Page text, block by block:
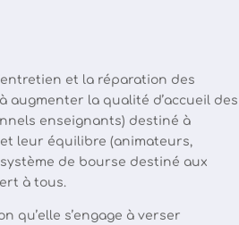
et la réparation des
augmenter la qualité d’accueil des
enseignants) destiné à
leur équilibre (animateurs,
de bourse destiné aux
à tous.
qu’elle s’engage à verser